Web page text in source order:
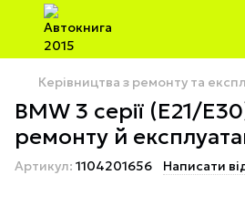
Керівництва з ремонту та
BMW 3 серії (E21/
ремонту й
Артикул: 1104201656 Написати